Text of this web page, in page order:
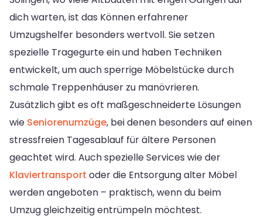
dich warten, ist das Können erfahrener
Umzugshelfer besonders wertvoll. Sie setzen
spezielle Tragegurte ein und haben Techniken
entwickelt, um auch sperrige Möbelstücke durch
schmale Treppenhäuser zu manövrieren.
Zusätzlich gibt es oft maßgeschneiderte Lösungen
wie Seniorenumzüge, bei denen besonders auf einen
stressfreien Tagesablauf für ältere Personen
geachtet wird. Auch spezielle Services wie der
Klaviertransport oder die Entsorgung alter Möbel
werden angeboten – praktisch, wenn du beim
Umzug gleichzeitig entrümpeln möchtest.